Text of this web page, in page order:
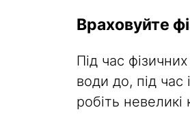
Враховуйте
Під час
води до, під
робіть